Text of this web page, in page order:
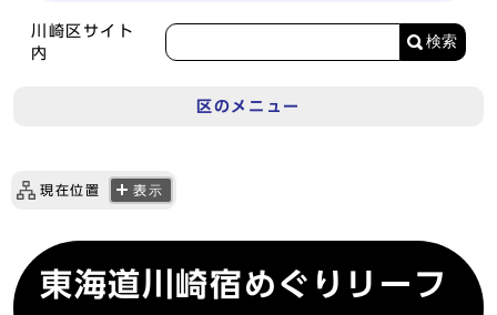
川崎区サイト
内
検索
区のメニュー
現在位置 表示
東海道川崎宿めぐりリーフ